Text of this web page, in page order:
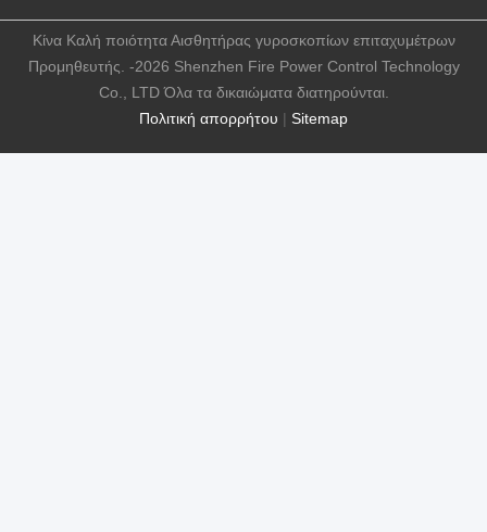
Πολιτική απορρήτου | Sitemap
Κίνα Καλή ποιότητα Αισθητήρας γυροσκοπίων επιταχυμέτρων
Προμηθευτής. -2026 Shenzhen Fire Power Control Technology
Co., LTD Όλα τα δικαιώματα διατηρούνται.